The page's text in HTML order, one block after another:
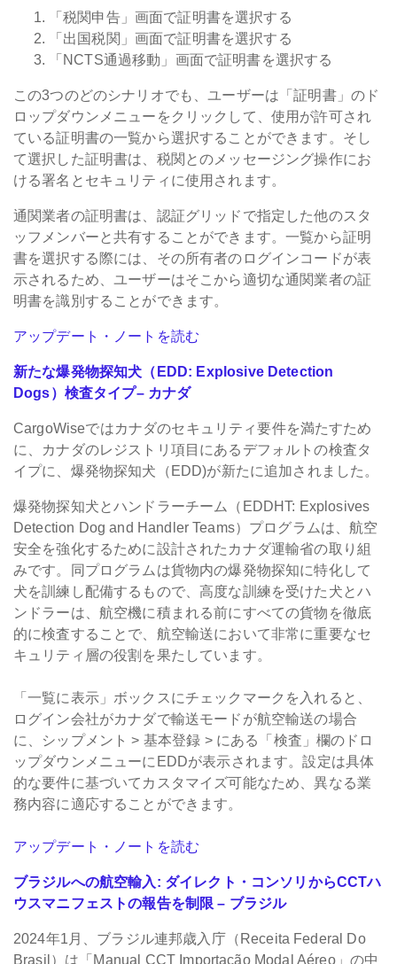
「税関申告」画面で証明書を選択する
「出国税関」画面で証明書を選択する
「NCTS通過移動」画面で証明書を選択する
この3つのどのシナリオでも、ユーザーは「証明書」のド
ロップダウンメニューをクリックして、使用が許可され
ている証明書の一覧から選択することができます。そし
て選択した証明書は、税関とのメッセージング操作にお
ける署名とセキュリティに使用されます。
通関業者の証明書は、認証グリッドで指定した他のスタ
ッフメンバーと共有することができます。一覧から証明
書を選択する際には、その所有者のログインコードが表
示されるため、ユーザーはそこから適切な通関業者の証
明書を識別することができます。
アップデート・ノートを読む
新たな爆発物探知犬（EDD: Explosive Detection
Dogs）検査タイプ– カナダ
CargoWiseではカナダのセキュリティ要件を満たすため
に、カナダのレジストリ項目にあるデフォルトの検査タ
イプに、爆発物探知犬（EDD)が新たに追加されました。
爆発物探知犬とハンドラーチーム（EDDHT: Explosives
Detection Dog and Handler Teams）プログラムは、航空
安全を強化するために設計されたカナダ運輸省の取り組
みです。同プログラムは貨物内の爆発物探知に特化して
犬を訓練し配備するもので、高度な訓練を受けた犬とハ
ンドラーは、航空機に積まれる前にすべての貨物を徹底
的に検査することで、航空輸送において非常に重要なセ
キュリティ層の役割を果たしています。
「一覧に表示」ボックスにチェックマークを入れると、
ログイン会社がカナダで輸送モードが航空輸送の場合
に、シップメント > 基本登録 > にある「検査」欄のドロ
ップダウンメニューにEDDが表示されます。設定は具体
的な要件に基づいてカスタマイズ可能なため、異なる業
務内容に適応することができます。
アップデート・ノートを読む
ブラジルへの航空輸入: ダイレクト・コンソリからCCTハ
ウスマニフェストの報告を制限 – ブラジル
2024年1月、ブラジル連邦歳入庁（Receita Federal Do
Brasil）は「Manual CCT Importação Modal Aéreo」の中